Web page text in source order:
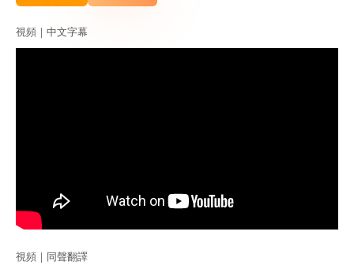
視頻｜中文字幕
視頻｜同聲翻譯